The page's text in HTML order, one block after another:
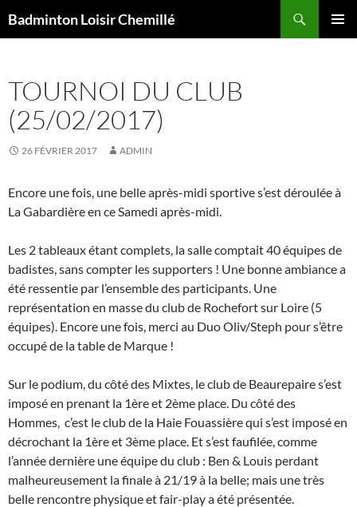
Badminton Loisir Chemillé
TOURNOI DU CLUB
(25/02/2017)
26 FÉVRIER 2017 ADMIN
Encore une fois, une belle après-midi sportive s’est déroulée à
La Gabardière en ce Samedi après-midi.
Les 2 tableaux étant complets, la salle comptait 40 équipes de
badistes, sans compter les supporters ! Une bonne ambiance a
été ressentie par l’ensemble des participants. Une
représentation en masse du club de Rochefort sur Loire (5
équipes). Encore une fois, merci au Duo Oliv/Steph pour s’être
occupé de la table de Marque !
Sur le podium, du côté des Mixtes, le club de Beaurepaire s’est
imposé en prenant la 1ère et 2ème place. Du côté des
Hommes, c’est le club de la Haie Fouassière qui s’est imposé en
décrochant la 1ère et 3ème place. Et s’est faufilée, comme
l’année dernière une équipe du club : Ben & Louis perdant
malheureusement la finale à 21/19 à la belle; mais une très
belle rencontre physique et fair-play a été présentée.